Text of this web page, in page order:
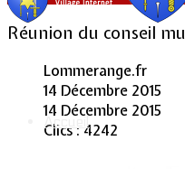
Accueil
Réunion du conseil
Lommerange.fr
14 Décembre 2015
14 Décembre 2015
Clics : 4242